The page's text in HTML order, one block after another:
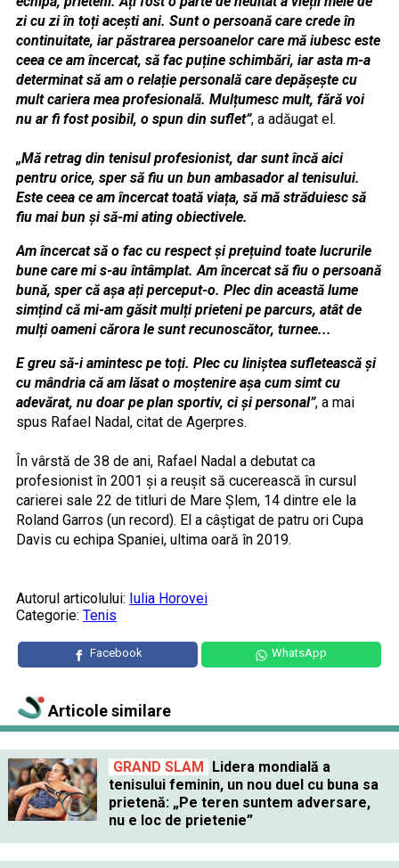
zi cu zi în toți acești ani. Sunt o persoană care crede în
continuitate, iar păstrarea persoanelor care mă iubesc este
ceea ce am încercat, să fac puține schimbări, iar asta m-a
determinat să am o relație personală care depășește cu
mult cariera mea profesională. Mulțumesc mult, fără voi
nu ar fi fost posibil, o spun din suflet”, a adăugat el.
„Mă retrag din tenisul profesionist, dar sunt încă aici
pentru orice, sper să fiu un bun ambasador al tenisului.
Este ceea ce am încercat toată viața, să mă străduiesc să
fiu mai bun și să-mi ating obiectivele.
Am încercat să o fac cu respect și prețuind toate lucrurile
bune care mi s-au întâmplat. Am încercat să fiu o persoană
bună, sper că așa ați perceput-o. Plec din această lume
simțind că mi-am găsit mulți prieteni pe parcurs, atât de
mulți oameni cărora le sunt recunoscător, turnee...
E greu să-i amintesc pe toți. Plec cu liniștea sufletească și
cu mândria că am lăsat o moștenire așa cum simt cu
adevărat, nu doar pe plan sportiv, ci și personal”, a mai
spus Rafael Nadal, citat de Agerpres.
În vârstă de 38 de ani, Rafael Nadal a debutat ca
profesionist în 2001 și a reușit să cucerească în cursul
carierei sale 22 de titluri de Mare Șlem, 14 dintre ele la
Roland Garros (un record). El a câștigat de patru ori Cupa
Davis cu echipa Spaniei, ultima oară în 2019.
Autorul articolului: Iulia Horovei
Categorie: Tenis
Facebook WhatsApp
Articole similare
GRAND SLAM Lidera mondială a
tenisului feminin, un nou duel cu buna sa
prietenă: „Pe teren suntem adversare,
nu e loc de prietenie”